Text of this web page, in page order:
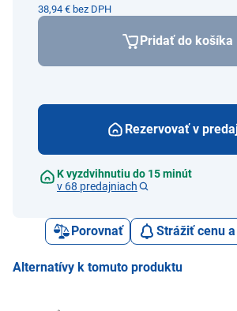
38,94 € bez DPH
Pridať do košíka
Rezervovať v
K vyzdvihnutiu do 15 minút
v 68 predajniach
Porovnať Strážiť cenu
Alternatívy k tomuto produktu